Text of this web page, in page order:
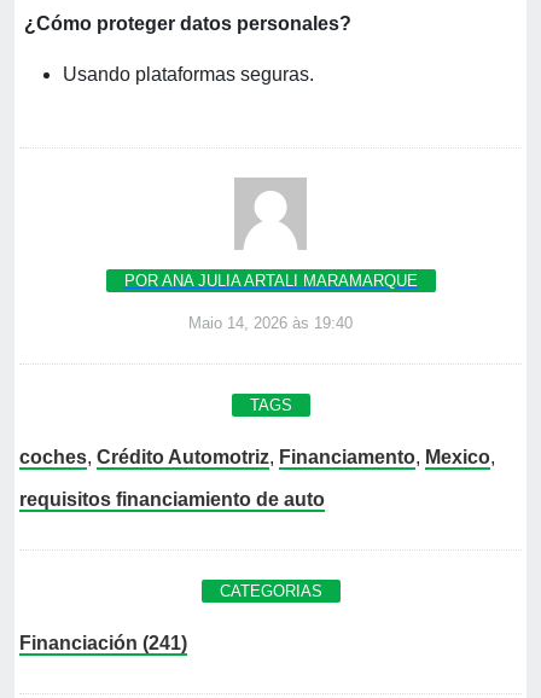
¿Cómo proteger datos personales?
Usando plataformas seguras.
POR ANA JULIA ARTALI MARAMARQUE
Maio 14, 2026 às 19:40
TAGS
coches, Crédito Automotriz, Financiamento, Mexico,
requisitos financiamiento de auto
CATEGORIAS
Financiación (241)